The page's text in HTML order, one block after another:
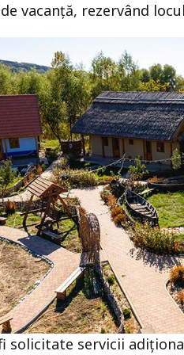
vacanță, rezervând
solicitate servicii